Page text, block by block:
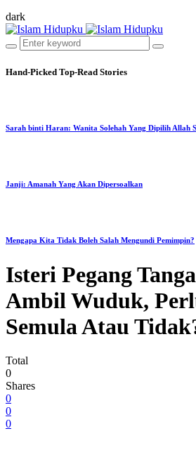
dark
Hand-Picked Top-Read Stories
Sarah binti Haran: Wanita Solehah Yang Dipilih Allah
Janji: Amanah Yang Akan Dipersoalkan
Mengapa Kita Tidak Boleh Salah Mengundi Pemimpin?
Isteri Pegang
Ambil Wuduk,
Semula Atau
Total
0
Shares
0
0
0